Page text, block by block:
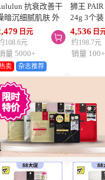
抗衰改善干
暗沉细腻肌肤 外
体精华液保湿面膜
片 3个装 Exosome
加肌肤弹力透明感
日元
108.6元

量 5000+
卖 杂志推荐
狮王
24g 3个
疮 去痘
舒缓炎症
类医药品
4,536 日
约198.7元
销量 100+